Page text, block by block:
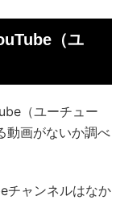
（ユ
（ユーチュー
動画がないか調べ
チャンネルはなか